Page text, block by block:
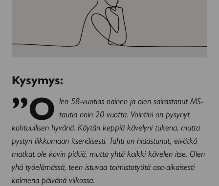
Kysymys:
”O len 58-vuotias nainen ja olen sairastanut MS-
tautia noin 20 vuotta. Vointini on pysynyt
kohtuullisen hyvänä. Käytän keppiä kävelyni tukena, mutta
pystyn liikkumaan itsenäisesti. Tahti on hidastunut, eivätkä
matkat ole kovin pitkiä, mutta yhtä kaikki kävelen itse. Olen
yhä työelämässä, teen istuvaa toimistotyötä osa-aikaisesti
kolmena päivänä viikossa.